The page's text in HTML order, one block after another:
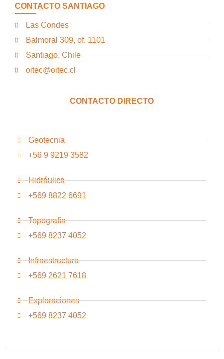
CONTACTO SANTIAGO
Las Condes
Balmoral 309, of. 1101
Santiago. Chile
oitec@oitec.cl
CONTACTO DIRECTO
Geotecnia
+56 9 9219 3582
Hidráulica
+569 8822 6691
Topografía
+569 8237 4052
Infraestructura
+569 2621 7618
Exploraciones
+569 8237 4052